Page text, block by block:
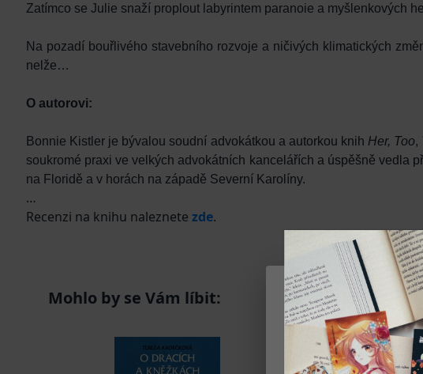
Zatímco se Julie snaží proplout labyrintem paranoie a myšlenkových
Na pozadí bouřlivého stavebního rozvoje a ničivých klimatických
nelže…
O autorovi:
Bonnie Kistler je bývalou soudní advokátkou a autorkou knih Her, Too,
soukromé praxi ve velkých advokátních kancelářích a úspěšně vedla
na Floridě a v horách na západě Severní Karolíny.
Recenzi na knihu naleznete zde.
Mohlo by se Vám líbit:
Na našem webu